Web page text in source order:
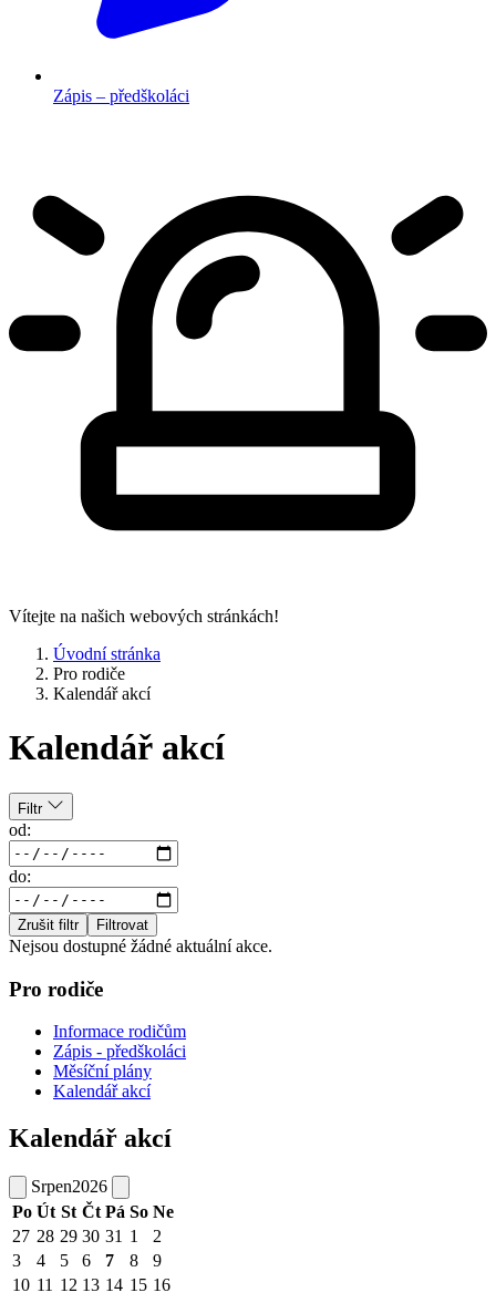
Zápis – předškoláci
Vítejte na našich webových stránkách!
Úvodní stránka
Pro rodiče
Kalendář akcí
Kalendář akcí
Filtr
od:
do:
Zrušit filtr Filtrovat
Nejsou dostupné žádné aktuální akce.
Pro rodiče
Informace rodičům
Zápis - předškoláci
Měsíční plány
Kalendář akcí
Kalendář akcí
Srpen2026
Po Út St Čt Pá So Ne
27 28 29 30 31 1
2
3
4 5 6 7 8
9
10 11 12 13 14 15 16